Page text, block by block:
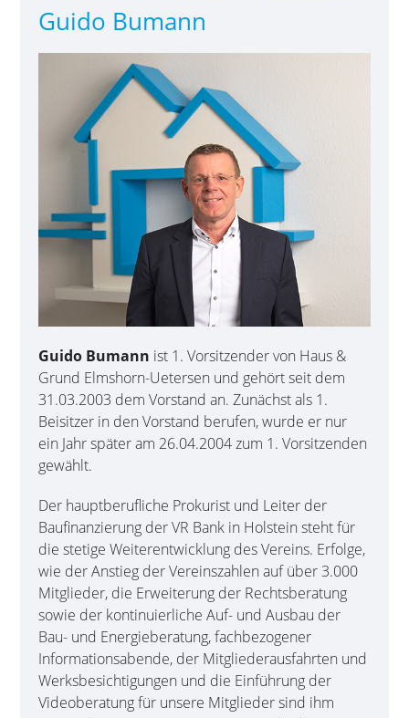
Guido Bumann
Guido Bumann ist 1. Vorsitzender von Haus &
Grund Elmshorn-Uetersen und gehört seit dem
31.03.2003 dem Vorstand an. Zunächst als 1.
Beisitzer in den Vorstand berufen, wurde er nur
ein Jahr später am 26.04.2004 zum 1. Vorsitzenden
gewählt.
Der hauptberufliche Prokurist und Leiter der
Baufinanzierung der VR Bank in Holstein steht für
die stetige Weiter­ent­wick­lung des Vereins. Erfolge,
wie der Anstieg der Vereins­zahlen auf über 3.000
Mitglieder, die Erweiterung der Rechts­beratung
sowie der kontinu­ierliche Auf- und Ausbau der
Bau- und Energieberatung, fachbezogener
Informations­abende, der Mitglieder­ausfahrten und
Werks­besichti­gungen und die Einführung der
Video­beratung für unsere Mitglieder sind ihm